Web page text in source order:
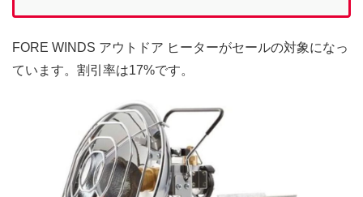
FORE WINDS アウトドア ヒーターがセールの対象になっ
ています。割引率は17%です。